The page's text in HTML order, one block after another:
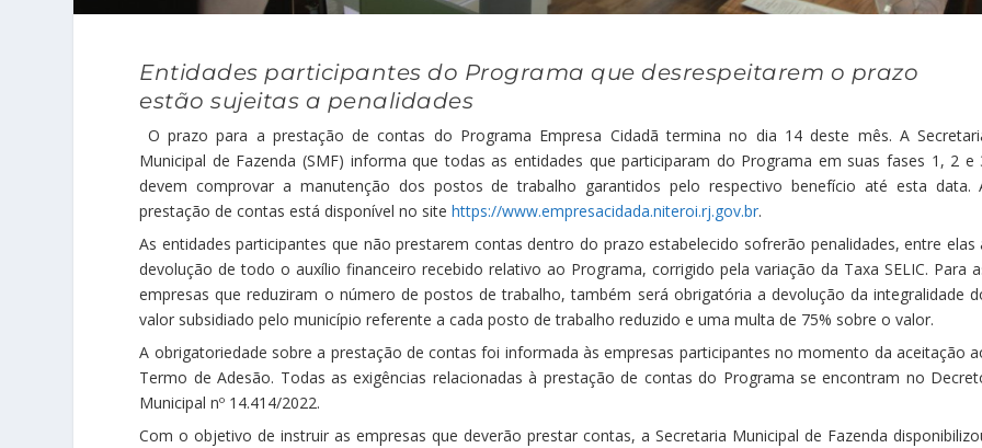
Entidades participantes do Programa que desrespeitarem o prazo
estão sujeitas a penalidades
O prazo para a prestação de contas do Programa Empresa Cidadã termina no dia 14 deste mês. A
Municipal de Fazenda (SMF) informa que todas as entidades que participaram do Programa em suas fases 1, 2 e
devem comprovar a manutenção dos postos de trabalho garantidos pelo respectivo benefício até esta data.
prestação de contas está disponível no sitehttps://www.empresacidada.niteroi.rj.gov.br.
As entidades participantes que não prestarem contas dentro do prazo estabelecido sofrerão penalidades, entre elas
devolução de todo o auxílio financeiro recebido relativo ao Programa, corrigido pela variação da Taxa SELIC. Para
empresas que reduziram o número de postos de trabalho, também será obrigatória a devolução da integralidade
valor subsidiado pelo município referente a cada posto de trabalho reduzido e uma multa de 75% sobre o valor.
A obrigatoriedade sobre a prestação de contas foi informada às empresas participantes no momento da aceitação
Termo de Adesão. Todas as exigências relacionadas à prestação de contas do Programa se encontram no
Municipal nº 14.414/2022.
Com o objetivo de instruir as empresas que deverão prestar contas, a Secretaria Municipal de Fazenda